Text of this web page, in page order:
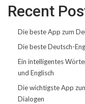
Recent
Die beste App zum
Die beste Deutsch-
Ein intelligentes
und Englisch
Die wichtigste App
Dialogen